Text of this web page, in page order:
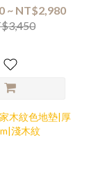
~ NT$2,980